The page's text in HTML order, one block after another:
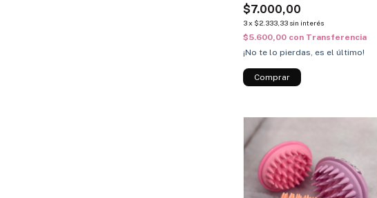
$7.000,00
3x $2.333,33 sin interés
$5.600,00 con Transferencia
¡No te lo pierdas, es el último!
Comprar